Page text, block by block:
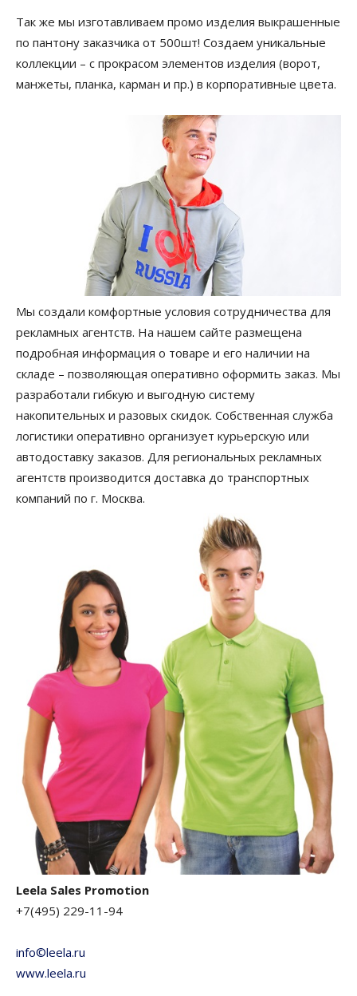
Так же мы изготавливаем промо изделия выкрашенные
по пантону заказчика от 500шт! Создаем уникальные
коллекции – с прокрасом элементов изделия (ворот,
манжеты, планка, карман и пр.) в корпоративные цвета.
Мы создали комфортные условия сотрудничества для
рекламных агентств. На нашем сайте размещена
подробная информация о товаре и его наличии на
складе – позволяющая оперативно оформить заказ. Мы
разработали гибкую и выгодную систему
накопительных и разовых скидок. Собственная служба
логистики оперативно организует курьерскую или
автодоставку заказов. Для региональных рекламных
агентств производится доставка до транспортных
компаний по г. Москва.
Leela Sales Promotion
+7(495) 229-11-94
info©leela.ru
www.leela.ru